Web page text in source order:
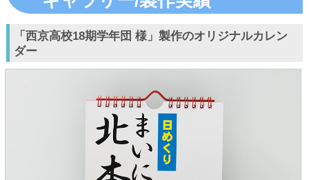
「西京高校18期学年団 様」製作のオリジナルカレン
ダー